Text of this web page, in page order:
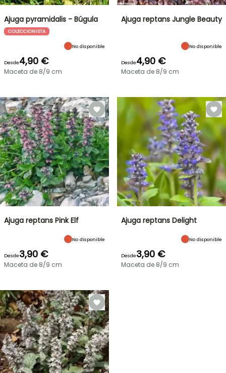
Ajuga pyramidalis - Búgula
COLECCIONISTA
No disponible
Desde4,90 €
Maceta de 8/9 cm
Ajuga reptans Jungle Beauty
No disponible
Desde4,90 €
Maceta de 8/9 cm
Ajuga reptans Pink Elf
No disponible
Desde3,90 €
Maceta de 8/9 cm
Ajuga reptans Delight
No disponible
Desde3,90 €
Maceta de 8/9 cm